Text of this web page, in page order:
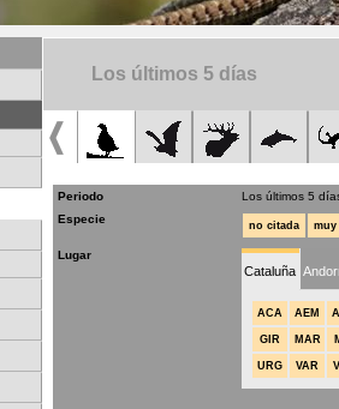
Los últimos 5 días
Periodo
Los últimos 5
Especie
no citada muy
Lugar
Cataluña
ACA AEM
GIR MAR
URG VAR